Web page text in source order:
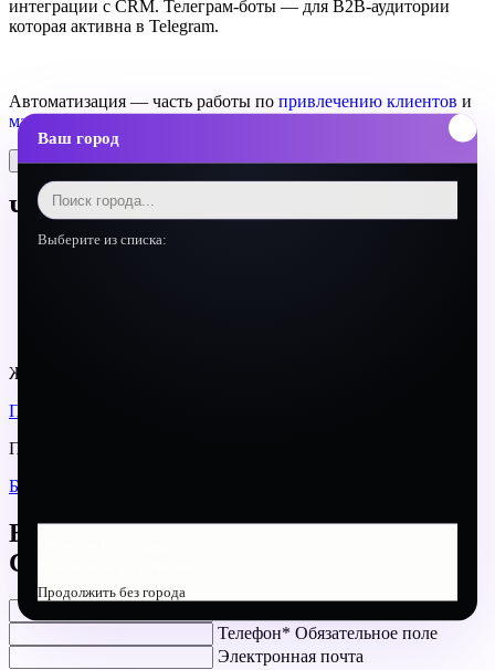
интеграции с CRM. Телеграм-боты — для B2B-аудитории
которая активна в Telegram.
Автоматизация — часть работы по привлечению клиентов и
маркетингу на аутсорсе
Поделиться
Частые вопросы о чат-ботах для B2B
Желаете изучить наши проекты?
ПОРТФОЛИО
Предлагаем вам почитать другие статьи нашего блога
БЛОГ
Есть проект?
Свяжитесь с нами
Телефон* Обязательное поле
Электронная почта
Ваш город
Выберите из списка:
Продолжить без города